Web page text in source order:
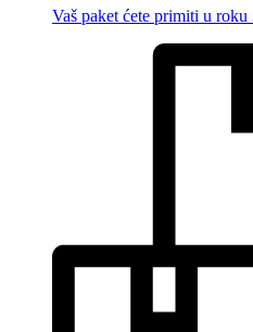
Vaš paket ćete primiti u roku